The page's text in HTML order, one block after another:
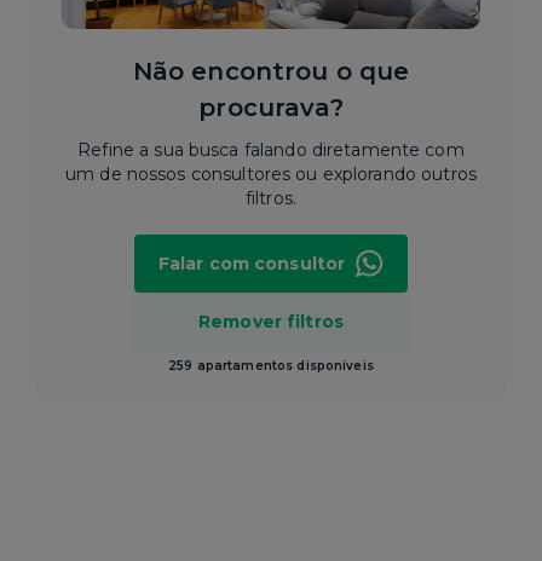
Não encontrou o que
procurava?
Refine a sua busca falando diretamente com
um de nossos consultores ou explorando outros
filtros.
Remover filtros
259 apartamentos disponíveis
Falar com consultor